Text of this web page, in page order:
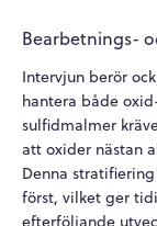
Bearbetnings-
Intervjun berör
hantera både
sulfidmalmer
att oxider nästan
Denna
först, vilket ger